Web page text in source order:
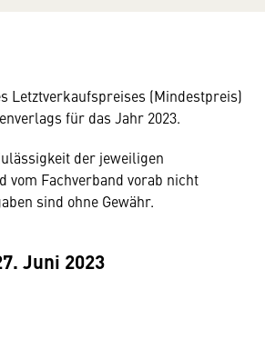
Letztverkaufspreises (Mindestpreis)
für das Jahr 2023.
der jeweiligen
vom Fachverband vorab nicht
sind ohne Gewähr.
Juni 2023